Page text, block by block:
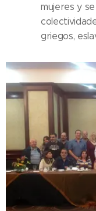
mujeres y
griegos,